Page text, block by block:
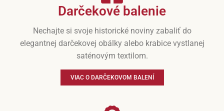
Darčekové balenie
Nechajte si svoje historické noviny zabaliť do
elegantnej darčekovej obálky alebo krabice vystlanej
saténovým textilom.
VIAC O DARČEKOVOM BALENÍ